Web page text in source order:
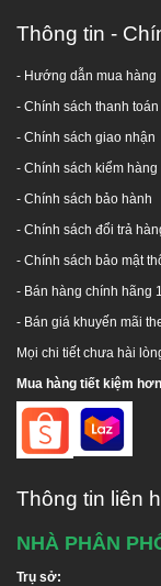
Thông tin -
- Hướng dẫn mua hàng
- Chính sách thanh toán
- Chính sách giao nhận
- Chính sách kiểm hàng
- Chính sách bảo hành
- Chính sách đổi trả
- Chính sách bảo mật
- Bán hàng chính hãng
- Bán giá khuyến mãi
Mọi chi tiết chưa hài
Mua hàng tiết kiệm
Thông tin liên
NHÀ PHÂN
Trụ sở: